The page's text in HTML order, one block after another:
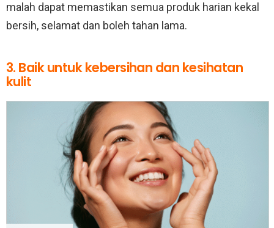
malah dapat memastikan semua produk harian kekal
bersih, selamat dan boleh tahan lama.
3. Baik untuk kebersihan dan kesihatan
kulit